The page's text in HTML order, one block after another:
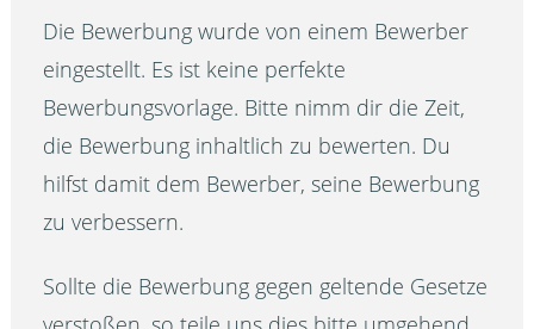
Die Bewerbung wurde von einem Bewerber
eingestellt. Es ist keine perfekte
Bewerbungsvorlage. Bitte nimm dir die Zeit,
die Bewerbung inhaltlich zu bewerten. Du
hilfst damit dem Bewerber, seine Bewerbung
zu verbessern.
Sollte die Bewerbung gegen geltende Gesetze